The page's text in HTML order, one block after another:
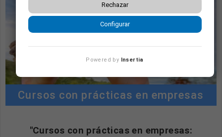
Cursos con prácticas en empresas
"Cursos con prácticas en empresas:
Rechazar
Configurar
Powered by Insertia